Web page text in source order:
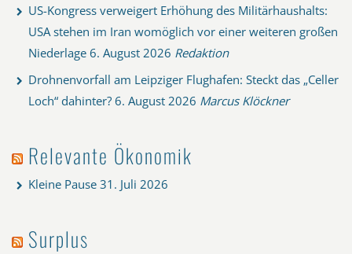
US-Kongress verweigert Erhöhung des Militärhaushalts:
USA stehen im Iran womöglich vor einer weiteren großen
Niederlage 6. August 2026 Redaktion
Drohnenvorfall am Leipziger Flughafen: Steckt das „Celler
Loch“ dahinter? 6. August 2026 Marcus Klöckner
Relevante Ökonomik
Kleine Pause 31. Juli 2026
Surplus